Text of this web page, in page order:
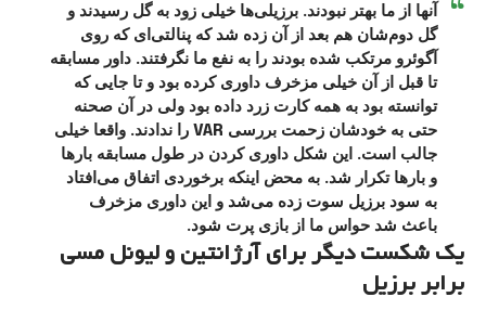
آنها از ما بهتر نبودند. برزیلی‌ها خیلی زود به گل رسیدند و
گل دوم‌شان هم بعد از آن زده شد که پنالتی‌ای که روی
آگوئرو مرتکب شده بودند را به نفع ما نگرفتند. داور مسابقه
تا قبل از آن خیلی مزخرف داوری کرده بود و تا جایی که
توانسته بود به همه کارت زرد داده بود ولی در آن صحنه
حتی به خودشان زحمت بررسی VAR را ندادند. واقعا خیلی
جالب است. این شکل داوری کردن در طول مسابقه بارها
و بارها تکرار شد. به محض اینکه برخوردی اتفاق می‌افتاد
به سود برزیل سوت زده می‌شد و این داوری مزخرف
باعث شد حواس ما از بازی پرت شود.
یک شکست دیگر برای آرژانتین و لیونل مسی
برابر برزیل